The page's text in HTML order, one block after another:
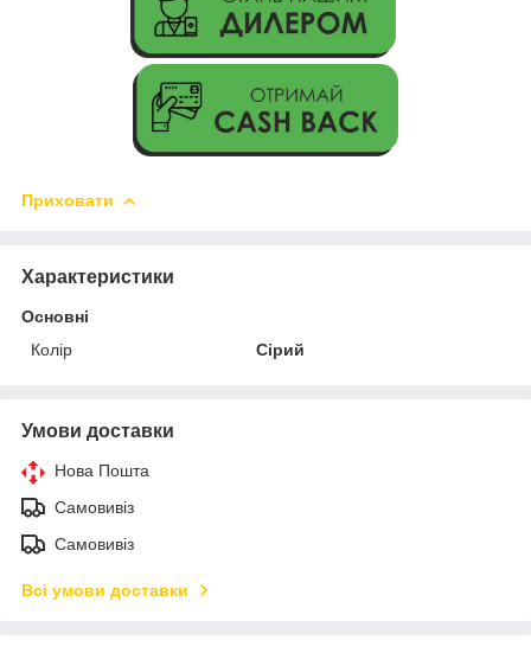
Приховати
Характеристики
Основні
Колір
Сірий
Умови доставки
Нова Пошта
Самовивіз
Самовивіз
Всі умови доставки